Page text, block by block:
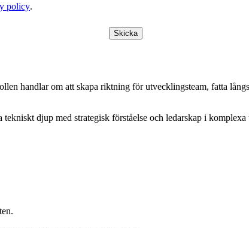
policy.
Skicka
handlar om att skapa riktning för utvecklingsteam, fatta
djup med strategisk förståelse och ledarskap i